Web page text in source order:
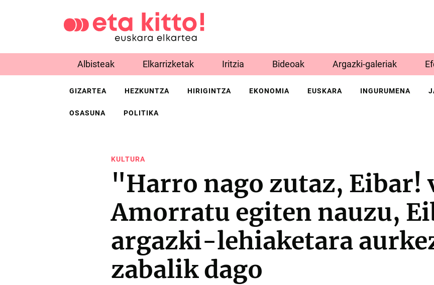
Albisteak Elkarrizketak Iritzia Bideoak Argazki-galeriak
GIZARTEA HEZKUNTZA HIRIGINTZA EKONOMIA EUSKARA INGURUMENA
OSASUNA POLITIKA
KULTURA
"Harro nago zutaz, Eibar!
Amorratu egiten nauzu,
argazki-lehiaketara
zabalik dago